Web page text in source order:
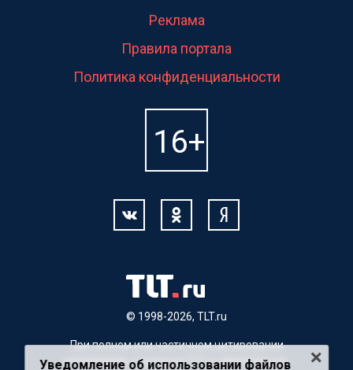
© 1998-2026, TLT.ru
Реклама
Правила портала
Политика конфиденциальности
При полном или частичном цитировании
материалов, ссылка на TLT.ru обязательна.
Уведомление об использовании файлов